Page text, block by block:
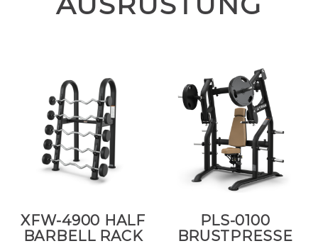
XFW-4900 HALF
BARBELL RACK
PLS-0100
BRUSTPRESSE